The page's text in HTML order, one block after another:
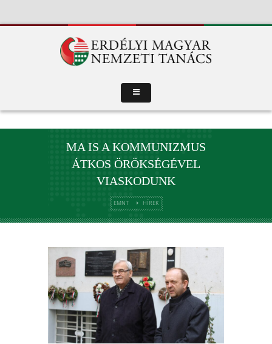
MA IS A KOMMUNIZMUS
ÁTKOS ÖRÖKSÉGÉVEL
VIASKODUNK
EMNT HÍREK